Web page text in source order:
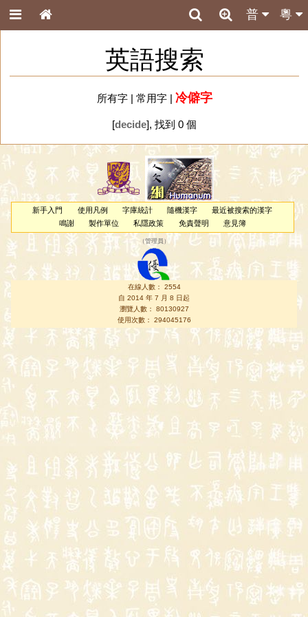
粵
普
英語搜索
所有字| 常用字| 冷僻字
[decide], 找到 0 個
新手入門 使用凡例 字庫統計 隨機漢字
最近被搜索的漢字
鳴謝
製作單位 私隱政策 免責聲明 意見簿
（管理員 ）
在線人數： 2554
自 2014 年 7 月 8 日起
瀏覽人數： 80130927
使用次數： 294045176